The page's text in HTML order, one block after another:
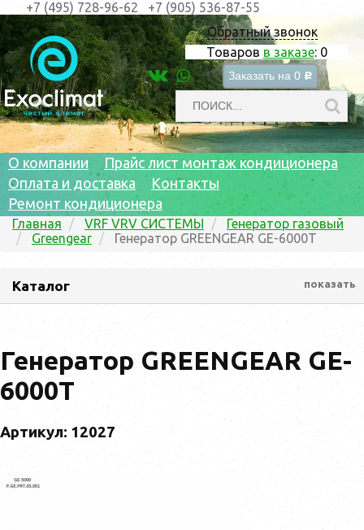
Обратный звонок
Товаров в заказе: 0
Заказать на 0 c
+7 (495) 728-96-62 +7 (905) 536-87-55
О компании
Прайс лист монтаж кондиционера
Оплата и доставка
Контакты
Ремонт кондиционера
Главная VRF VRV СИСТЕМЫ
Генератор газовый
Greengear
Генератор GREENGEAR GE-6000T
Каталог показать
Генератор GREENGEAR GE-
6000T
Артикул: 12027